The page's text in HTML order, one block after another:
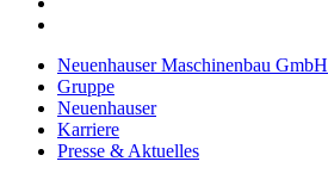
Neuenhauser Maschinenbau GmbH
Gruppe
Neuenhauser
Karriere
Presse & Aktuelles